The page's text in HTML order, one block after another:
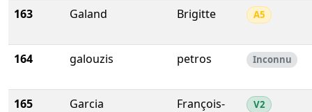
163 Galand Brigitte A5
164 galouzis petros Inconnu
165 Garcia
François-
V2